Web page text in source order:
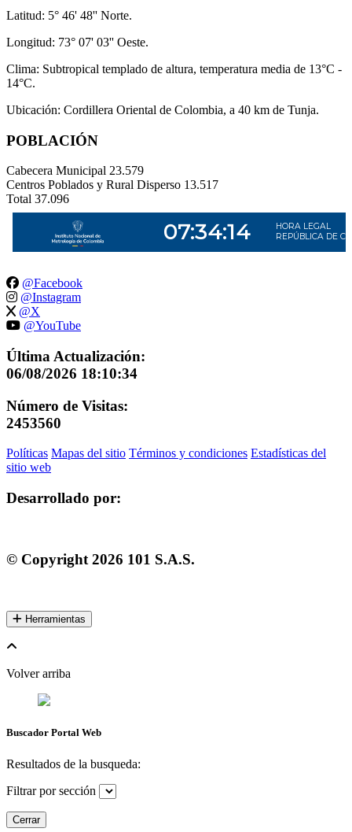
Latitud: 5° 46' 48'' Norte.
Longitud: 73° 07' 03'' Oeste.
Clima: Subtropical templado de altura, temperatura media de 13°C -
14°C.
Ubicación: Cordillera Oriental de Colombia, a 40 km de Tunja.
POBLACIÓN
Cabecera Municipal 23.579
Centros Poblados y Rural Disperso 13.517
Total 37.096
@Facebook
@Instagram
@X
@YouTube
Última Actualización:
06/08/2026 18:10:34
Número de Visitas:
2453560
Políticas Mapas del sitio Términos y condiciones Estadísticas del
sitio web
Desarrollado por:
© Copyright 2026 101 S.A.S.
Herramientas
Volver arriba
Buscador Portal Web
Resultados de la busqueda:
Filtrar por sección
Cerrar